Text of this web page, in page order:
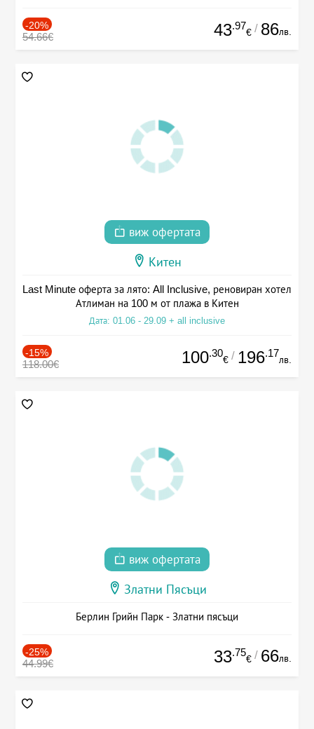
-20%
54.66€ 43.97
€ / 86лв.
виж офертата
Китен
Last Minute оферта за лято: All Inclusive, реновиран хотел
Атлиман на 100 м от плажа в Китен
Дата: 01.06 - 29.09 + all inclusive
-15%
118.00€ 100.30
€ / 196.17
лв.
виж офертата
Златни Пясъци
Берлин Грийн Парк - Златни пясъци
-25%
44.99€ 33.75
€ / 66лв.